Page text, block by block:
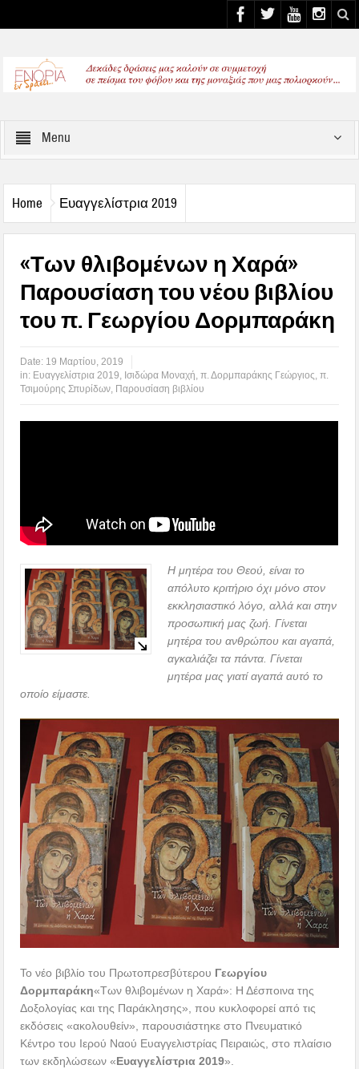
Menu
Home Ευαγγελίστρια 2019
«Των θλιβομένων η Χαρά»
Παρουσίαση του νέου βιβλίου
του π. Γεωργίου Δορμπαράκη
Date: 19 Μαρτίου, 2019
in: Ευαγγελίστρια 2019 Ισιδώρα Μοναχή ,π. Δορμπαράκης Γεώργιος ,π.
Τσιμούρης Σπυρίδων Παρουσίαση βιβλίου
Η μητέρα του Θεού, είναι το
απόλυτο κριτήριο όχι μόνο στον
εκκλησιαστικό λόγο, αλλά και στην
προσωπική μας ζωή. Γίνεται
μητέρα του ανθρώπου και αγαπά,
αγκαλιάζει τα πάντα. Γίνεται
μητέρα μας γιατί αγαπά αυτό το
οποίο είμαστε.
Το νέο βιβλίο του Πρωτοπρεσβύτερου Γεωργίου
Δορμπαράκη«Των θλιβομένων η Χαρά»: Η Δέσποινα της
Δοξολογίας και της Παράκλησης», που κυκλοφορεί από τις
εκδόσεις «ακολουθείν», παρουσιάστηκε στο Πνευματικό
Κέντρο του Ιερού Ναού Ευαγγελιστρίας Πειραιώς, στο πλαίσιο
των εκδηλώσεων «Ευαγγελίστρια 2019».